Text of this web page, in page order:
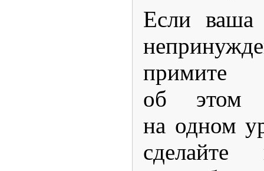
Если ваша
примите
об этом
на одном
сделайте